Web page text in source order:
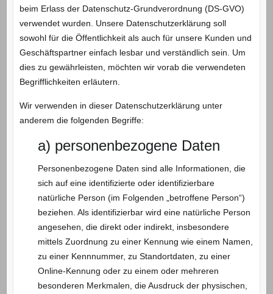
beim Erlass der Datenschutz-Grundverordnung (DS-GVO)
verwendet wurden. Unsere Datenschutzerklärung soll
sowohl für die Öffentlichkeit als auch für unsere Kunden und
Geschäftspartner einfach lesbar und verständlich sein. Um
dies zu gewährleisten, möchten wir vorab die verwendeten
Begrifflichkeiten erläutern.
Wir verwenden in dieser Datenschutzerklärung unter
anderem die folgenden Begriffe:
a) personenbezogene Daten
Personenbezogene Daten sind alle Informationen, die
sich auf eine identifizierte oder identifizierbare
natürliche Person (im Folgenden „betroffene Person“)
beziehen. Als identifizierbar wird eine natürliche Person
angesehen, die direkt oder indirekt, insbesondere
mittels Zuordnung zu einer Kennung wie einem Namen,
zu einer Kennnummer, zu Standortdaten, zu einer
Online-Kennung oder zu einem oder mehreren
besonderen Merkmalen, die Ausdruck der physischen,